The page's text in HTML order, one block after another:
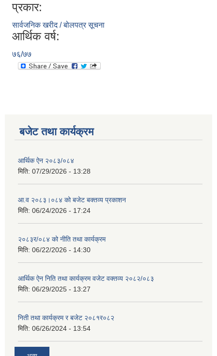
प्रकार:
सार्वजनिक खरीद / बोलपत्र सूचना
आर्थिक वर्ष:
७६/७७
बजेट तथा कार्यक्रम
आर्थिक ऐन २०८३/०८४
मिति: 07/29/2026 - 13:28
आ.व २०८३।०८४ को बजेट बक्तव्य प्रकाशन
मिति: 06/24/2026 - 17:24
२०८३र/०८४ को नीति तथा कार्यक्रम
मिति: 06/22/2026 - 14:30
आर्थिक ऐन निति तथा कार्यक्रम वजेट वक्तव्य २०८२/०८३
मिति: 06/29/2025 - 13:27
निती तथा कार्यक्रम र बजेट २०८१र०८२
मिति: 06/26/2024 - 13:54